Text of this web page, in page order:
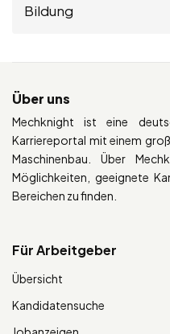
Bildung
Über uns
Mechknight ist eine
Karriereportal mit einem
Maschinenbau. Über
Möglichkeiten, geeignete
Bereichen zu finden.
Für Arbeitgeber
Übersicht
Kandidatensuche